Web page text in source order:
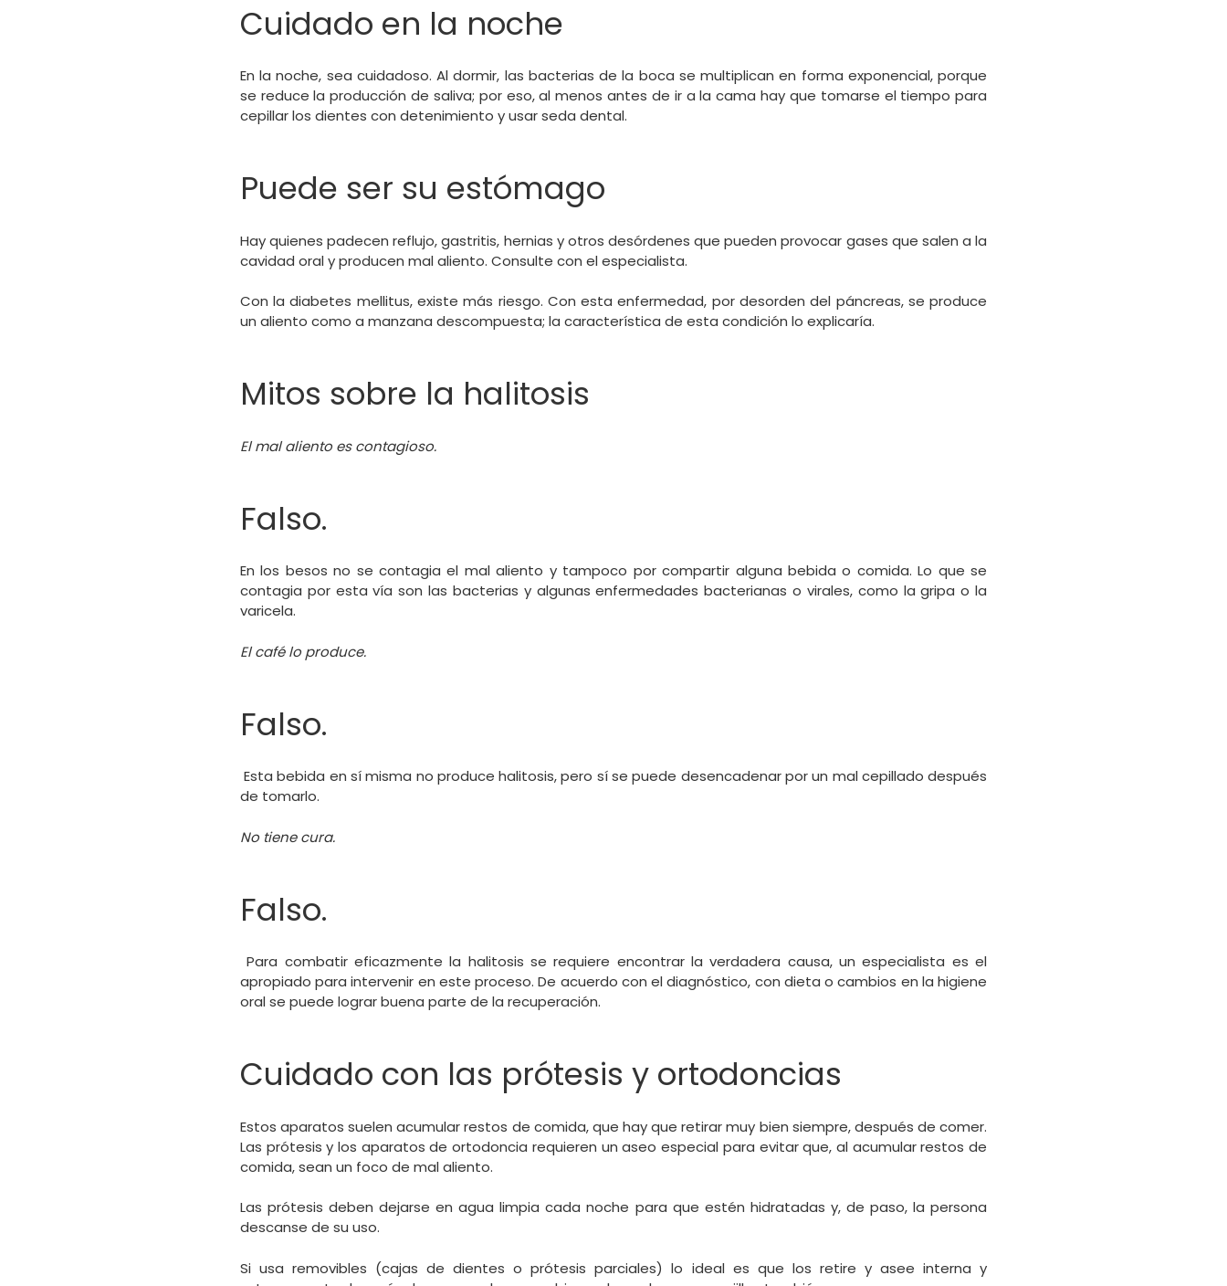
Cuidado en la noche
En la noche, sea cuidadoso. Al dormir, las bacterias de la boca se multiplican en forma exponencial, porque
se reduce la producción de saliva; por eso, al menos antes de ir a la cama hay que tomarse el tiempo para
cepillar los dientes con detenimiento y usar seda dental.
Puede ser su estómago
Hay quienes padecen reflujo, gastritis, hernias y otros desórdenes que pueden provocar gases que salen a la
cavidad oral y producen mal aliento. Consulte con el especialista.
Con la diabetes mellitus, existe más riesgo. Con esta enfermedad, por desorden del páncreas, se produce
un aliento como a manzana descompuesta; la característica de esta condición lo explicaría.
Mitos sobre la halitosis
El mal aliento es contagioso.
Falso.
En los besos no se contagia el mal aliento y tampoco por compartir alguna bebida o comida. Lo que se
contagia por esta vía son las bacterias y algunas enfermedades bacterianas o virales, como la gripa o la
varicela.
El café lo produce.
Falso.
Esta bebida en sí misma no produce halitosis, pero sí se puede desencadenar por un mal cepillado después
de tomarlo.
No tiene cura.
Falso.
Para combatir eficazmente la halitosis se requiere encontrar la verdadera causa, un especialista es el
apropiado para intervenir en este proceso. De acuerdo con el diagnóstico, con dieta o cambios en la higiene
oral se puede lograr buena parte de la recuperación.
Cuidado con las prótesis y ortodoncias
Estos aparatos suelen acumular restos de comida, que hay que retirar muy bien siempre, después de comer.
Las prótesis y los aparatos de ortodoncia requieren un aseo especial para evitar que, al acumular restos de
comida, sean un foco de mal aliento.
Las prótesis deben dejarse en agua limpia cada noche para que estén hidratadas y, de paso, la persona
descanse de su uso.
Si usa removibles (cajas de dientes o prótesis parciales) lo ideal es que los retire y asee interna y